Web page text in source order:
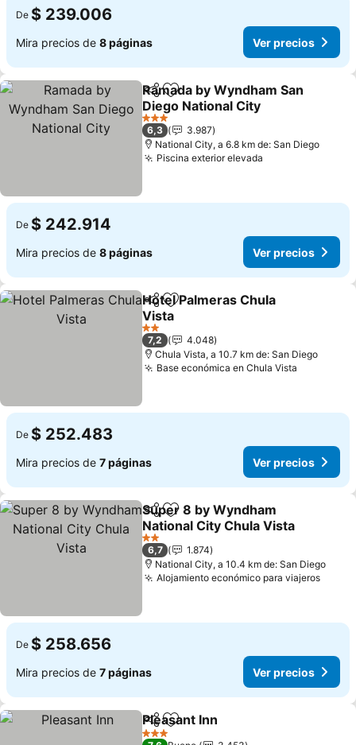
De $ 239.006
Mira precios de 8 páginas Ver precios
CompartirAgregar a favoritos
Ramada by Wyndham San
Diego National City
Ver precios
3 Estrellas
6,3
3.987
National City, a 6.8 km de: San Diego
Piscina exterior elevada
De $ 242.914
Mira precios de 8 páginas Ver precios
CompartirAgregar a favoritos
Hotel Palmeras Chula
Vista
Ver precios
2 Estrellas
7,2
4.048
Chula Vista, a 10.7 km de: San Diego
Base económica en Chula Vista
De $ 252.483
Mira precios de 7 páginas Ver precios
CompartirAgregar a favoritos
Super 8 by Wyndham
National City Chula Vista
Ver precios
2 Estrellas
6,7
1.874
National City, a 10.4 km de: San Diego
Alojamiento económico para viajerosVer
De $ 258.656
Mira precios de 7 páginas Ver precios
CompartirAgregar a favoritos
Pleasant Inn
3 Estrellas